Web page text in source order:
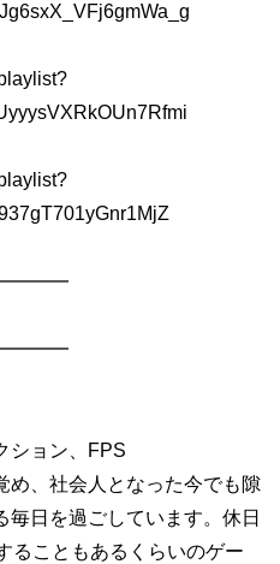
ション、FPS
め、社会人となった今でも隙
日を過ごしています。休日
ることもあるくらいのゲー